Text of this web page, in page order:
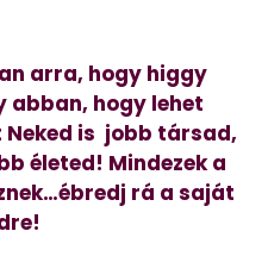
arra, hogy higgy
hogy lehet
Neked is jobb társad,
életed! Mindezek a
rá a saját